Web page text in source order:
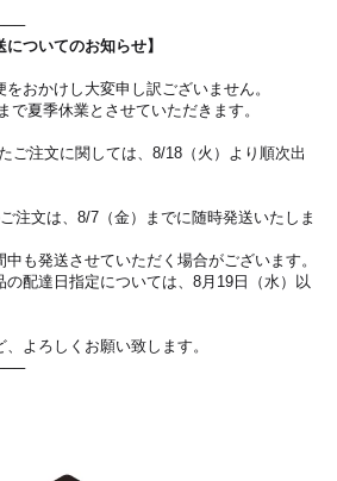
についてのお知らせ】
おかけし大変申し訳ございません。
で夏季休業とさせていただきます。
ご注文に関しては、8/18（火）より順次出
注文は、8/7（金）までに随時発送いたしま
も発送させていただく場合がございます。
配達日指定については、8月19日（水）以
よろしくお願い致します。